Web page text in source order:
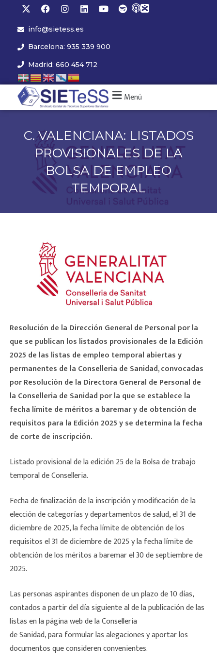
info@sietess.es
Barcelona: 935 339 900
Madrid: 660 454 712
Menú
C. VALENCIANA: LISTADOS
PROVISIONALES DE LA
BOLSA DE EMPLEO
TEMPORAL
Resolución de la Dirección General de Personal por la
que se publican los listados provisionales de la Edición
2025 de las listas de empleo temporal abiertas y
permanentes de la Conselleria de Sanidad, convocadas
por Resolución de la Directora General de Personal de
la Conselleria de Sanidad por la que se establece la
fecha límite de méritos a baremar y de obtención de
requisitos para la Edición 2025 y se determina la fecha
de corte de inscripción.
Listado provisional de la edición 25 de la Bolsa de trabajo
temporal de Conselleria.
Fecha de finalización de la inscripción y modificación de la
elección de categorías y departamentos de salud, el 31 de
diciembre de 2025, la fecha límite de obtención de los
requisitos el 31 de diciembre de 2025 y la fecha límite de
obtención de los méritos a baremar el 30 de septiembre de
2025.
Las personas aspirantes disponen de un plazo de 10 días,
contados a partir del día siguiente al de la publicación de las
listas en la página web de la Conselleria
de Sanidad, para formular las alegaciones y aportar los
documentos que consideren convenientes.